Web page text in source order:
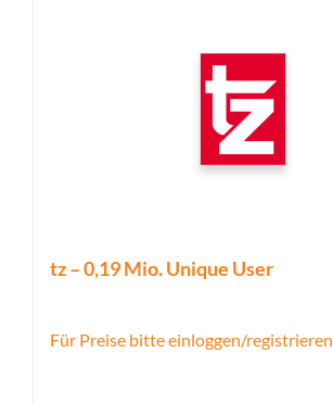
tz – 0,19 Mio. Unique User
Für Preise bitte einloggen/registrieren